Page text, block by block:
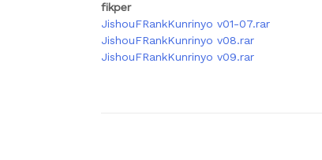
fikper
JishouFRankKunrinyo v01-07.rar
JishouFRankKunrinyo v08.rar
JishouFRankKunrinyo v09.rar